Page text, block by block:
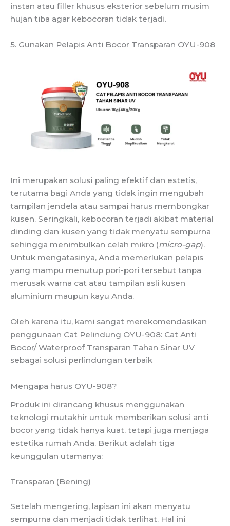
instan atau filler khusus eksterior sebelum musim
hujan tiba agar kebocoran tidak terjadi.
5. Gunakan Pelapis Anti Bocor Transparan OYU-908
Ini merupakan solusi paling efektif dan estetis,
terutama bagi Anda yang tidak ingin mengubah
tampilan jendela atau sampai harus membongkar
kusen. Seringkali, kebocoran terjadi akibat material
dinding dan kusen yang tidak menyatu sempurna
sehingga menimbulkan celah mikro (micro-gap).
Untuk mengatasinya, Anda memerlukan pelapis
yang mampu menutup pori-pori tersebut tanpa
merusak warna cat atau tampilan asli kusen
aluminium maupun kayu Anda.
Oleh karena itu, kami sangat merekomendasikan
penggunaan Cat Pelindung OYU-908: Cat Anti
Bocor/ Waterproof Transparan Tahan Sinar UV
sebagai solusi perlindungan terbaik
Mengapa harus OYU-908?
Produk ini dirancang khusus menggunakan
teknologi mutakhir untuk memberikan solusi anti
bocor yang tidak hanya kuat, tetapi juga menjaga
estetika rumah Anda. Berikut adalah tiga
keunggulan utamanya:
Transparan (Bening)
Setelah mengering, lapisan ini akan menyatu
sempurna dan menjadi tidak terlihat. Hal ini